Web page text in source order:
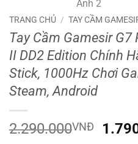
TRANG CHỦ / TAY CẦM
Tay Cầm Gamesir G7
II DD2 Edition Chính
Stick, 1000Hz Chơi
Steam, Android
2.290.000VNĐ
Giá